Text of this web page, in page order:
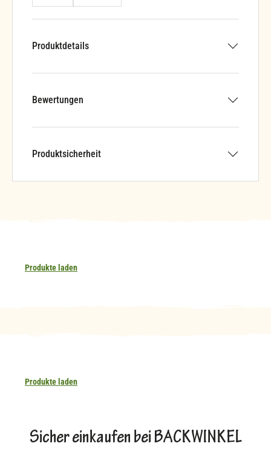
Produktdetails
Bewertungen
Produktsicherheit
Produkte laden
Produkte laden
Sicher einkaufen bei BACKWINKEL